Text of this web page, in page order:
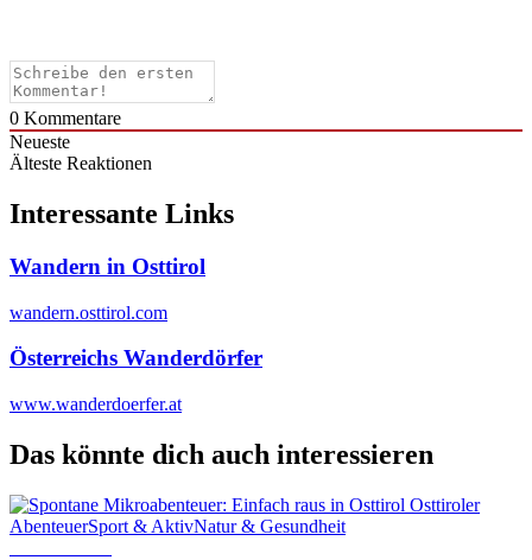
0 Kommentare
Neueste
Älteste Reaktionen
Interessante Links
Wandern in Osttirol
wandern.osttirol.com
Österreichs Wanderdörfer
www.wanderdoerfer.at
Das könnte dich auch interessieren
Osttiroler
AbenteuerSport & AktivNatur & Gesundheit